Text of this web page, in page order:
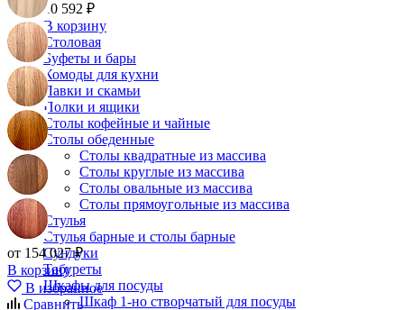
10 592 ₽
В корзину
Столовая
Буфеты и бары
Комоды для кухни
Лавки и скамьи
Полки и ящики
Столы кофейные и чайные
Столы обеденные
Столы квадратные из массива
Столы круглые из массива
Столы овальные из массива
Столы прямоугольные из массива
Стулья
Стулья барные и столы барные
Сундуки
Табуреты
Шкафы для посуды
Шкаф 1-но створчатый для посуды
от 154 027 ₽
В корзину
В избранное
Сравнить